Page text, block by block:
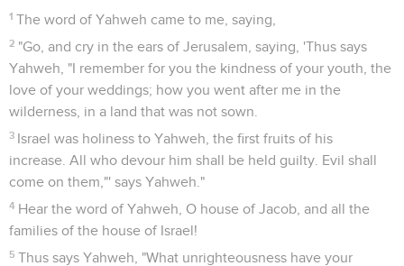
1 The word of Yahweh came to me, saying,
2 "Go, and cry in the ears of Jerusalem, saying, 'Thus says
Yahweh, "I remember for you the kindness of your youth, the
love of your weddings; how you went after me in the
wilderness, in a land that was not sown.
3 Israel was holiness to Yahweh, the first fruits of his
increase. All who devour him shall be held guilty. Evil shall
come on them,"' says Yahweh."
4 Hear the word of Yahweh, O house of Jacob, and all the
families of the house of Israel!
5 Thus says Yahweh, "What unrighteousness have your